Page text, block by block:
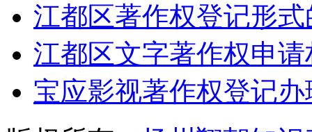
江都区著作权登记形
江都区文字著作权申
宝应影视著作权登记